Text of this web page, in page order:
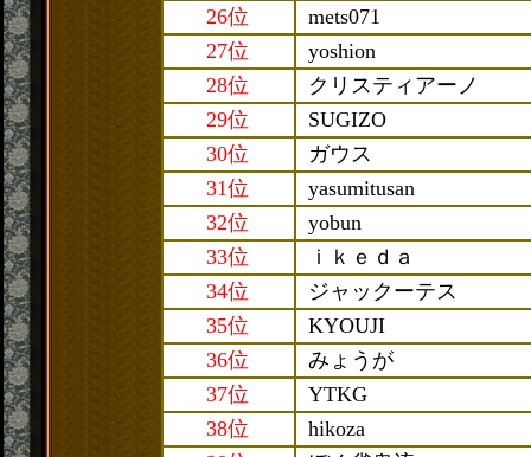
26位
mets071
27位
yoshion
28位
クリスティアーノ
29位
SUGIZO
30位
ガウス
31位
yasumitusan
32位
yobun
33位
ｉｋｅｄａ
34位
ジャックーテス
35位
KYOUJI
36位
みょうが
37位
YTKG
38位
hikoza